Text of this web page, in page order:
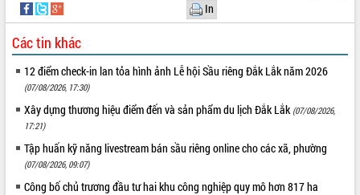
In
Các tin khác
12 điểm check-in lan tỏa hình ảnh Lễ hội Sầu riêng Đắk Lắk năm 2026
(07/08/2026, 17:30)
Xây dựng thương hiệu điểm đến và sản phẩm du lịch Đắk Lắk (07/08/2026,
17:21)
Tập huấn kỹ năng livestream bán sầu riêng online cho các xã, phường
(07/08/2026, 09:07)
Công bố chủ trương đầu tư hai khu công nghiệp quy mô hơn 817 ha